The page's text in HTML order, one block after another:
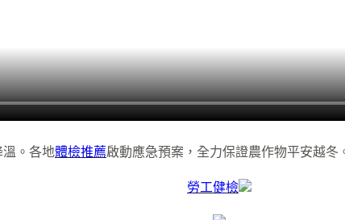
。各地體檢推薦啟動應急預案，全力保證農作物平安越冬
勞工健檢